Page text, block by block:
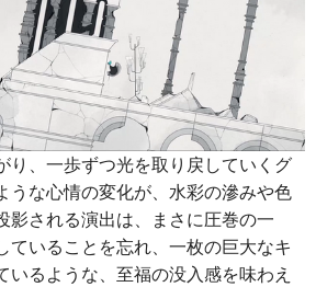
り、一歩ずつ光を取り戻していくグ
うな心情の変化が、水彩の滲みや色
影される演出は、まさに圧巻の一
ていることを忘れ、一枚の巨大なキ
いるような、至福の没入感を味わえ